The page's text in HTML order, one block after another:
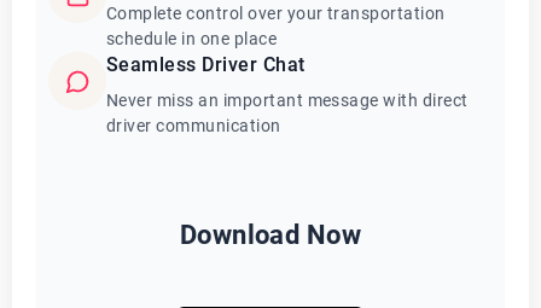
Complete control over your transportation
schedule in one place
Seamless Driver Chat
Never miss an important message with direct
driver communication
Download Now